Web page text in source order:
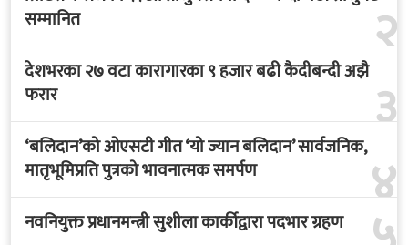
२
सम्मानित
३
देशभरका २७ वटा कारागारका ९ हजार बढी कैदीबन्दी अझै
फरार
४
‘बलिदान’को ओएसटी गीत ‘यो ज्यान बलिदान’ सार्वजनिक,
मातृभूमिप्रति पुत्रको भावनात्मक समर्पण
नवनियुक्त प्रधानमन्त्री सुशीला कार्कीद्वारा पदभार ग्रहण